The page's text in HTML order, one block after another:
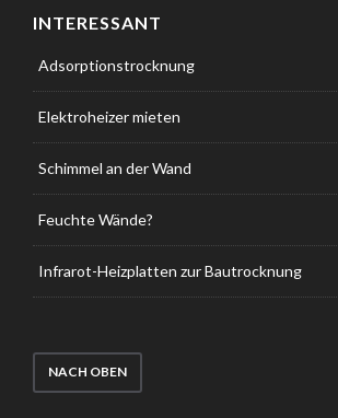
INTERESSANT
Adsorptionstrocknung
Elektroheizer mieten
Schimmel an der Wand
Feuchte Wände?
Infrarot-Heizplatten zur Bautrocknung
NACH OBEN